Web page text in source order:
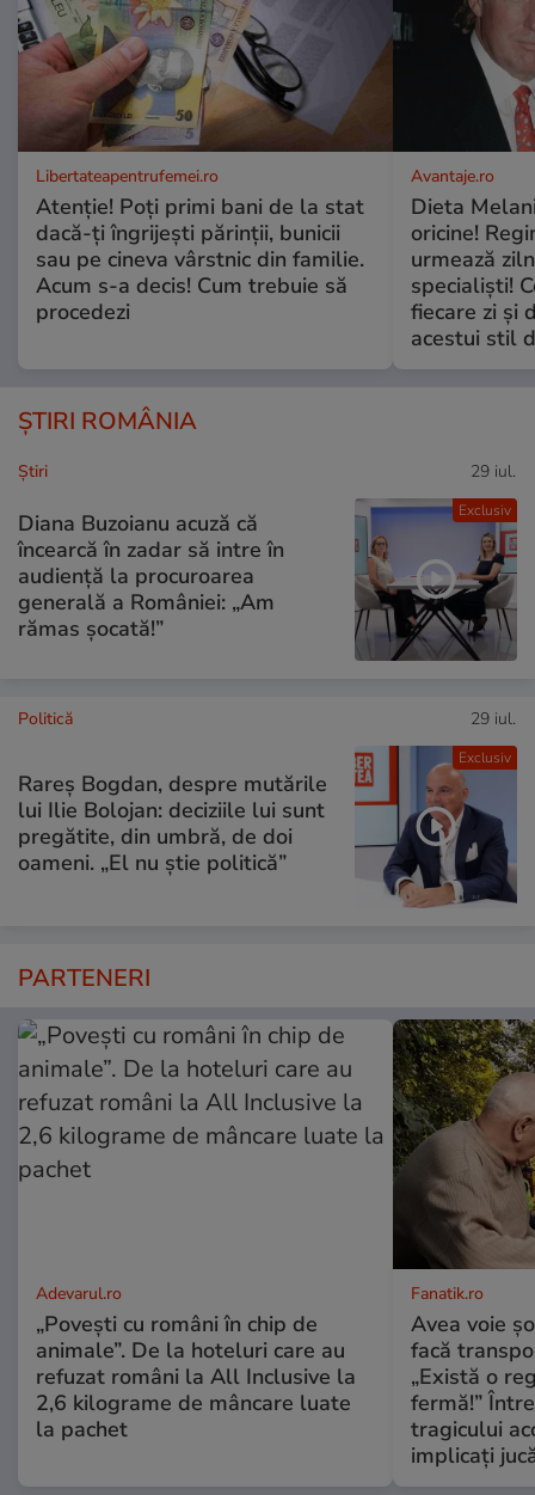
Libertateapentrufemei.ro
Atenție! Poți primi bani de la stat
dacă-ți îngrijești părinții, bunicii
sau pe cineva vârstnic din familie.
Acum s-a decis! Cum trebuie să
procedezi
Avantaje.ro
Dieta
oricine!
urmează
specialiști!
fiecare zi și
acestui stil
ȘTIRI ROMÂNIA
Exclusiv
Ştiri 29 iul.
Diana Buzoianu acuză că
încearcă în zadar să intre în
audiență la procuroarea
generală a României: „Am
rămas șocată!”
Exclusiv
Politică 29 iul.
Rareș Bogdan, despre mutările
lui Ilie Bolojan: deciziile lui sunt
pregătite, din umbră, de doi
oameni. „El nu știe politică”
PARTENERI
Adevarul.ro
„Povești cu români în chip de
animale”. De la hoteluri care au
refuzat români la All Inclusive la
2,6 kilograme de mâncare luate
la pachet
Fanatik.ro
Avea voie
facă
„Există o
fermă!”
tragicului
implicați